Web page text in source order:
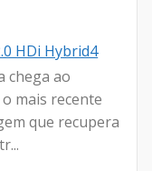
HDi Hybrid4
chega ao
mais recente
que recupera